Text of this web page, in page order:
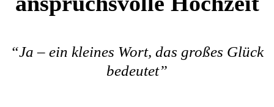
“Ja – ein kleines Wort, das großes Glück
bedeutet”